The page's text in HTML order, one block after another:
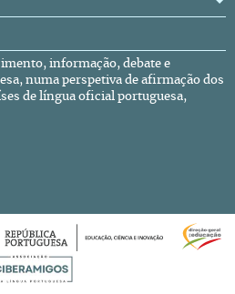
informação, debate e
numa perspetiva de afirmação dos
de língua oficial portuguesa,